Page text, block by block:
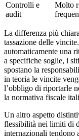
Controlli e
audit
Molto
La differenza più
tassazione delle
automaticamente una
a specifiche soglie, i
spostano la
in teoria le vincite
l’obbligo di riportarle
la normativa fiscale
Un altro aspetto
flessibilità nei limiti di
internazionali tendono